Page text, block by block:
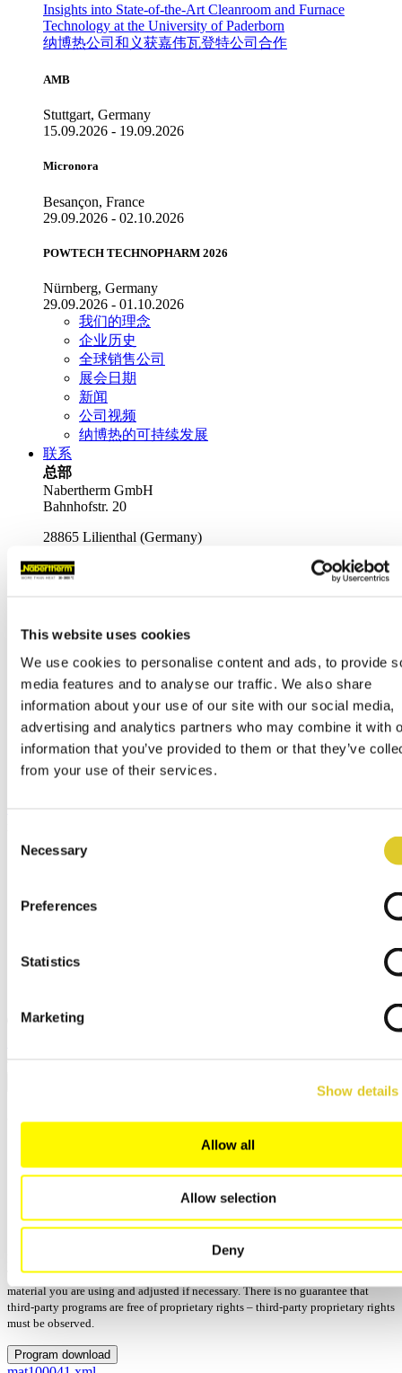
This website uses cookies
We use cookies to personalise content and ads, to provide
media features and to analyse our traffic. We also share
information about your use of our site with our social media,
advertising and analytics partners who may combine it with
information that you’ve provided to them or that they’ve
from your use of their services.
Selection
Necessary
Preferences
Statistics
Marketing
Show details
Allow all
Allow selection
Deny
Insights into State-of-the-Art Cleanroom and Furnace
Technology at the University of Paderborn
纳博热公司和义获嘉伟瓦登特公司合作
AMB
Stuttgart, Germany
15.09.2026 - 19.09.2026
Micronora
Besançon, France
29.09.2026 - 02.10.2026
POWTECH TECHNOPHARM 2026
Nürnberg, Germany
29.09.2026 - 01.10.2026
我们的理念
企业历史
全球销售公司
展会日期
新闻
公司视频
纳博热的可持续发展
联系
总部
Nabertherm GmbH
Bahnhofstr. 20
28865 Lilienthal (Germany)
Tel.+49 4298 922-0
contact@nabertherm.de
Dr.-Sasse-Straße 31,
国际经销
总部
全球销售公司
服务/备件
陶艺类经销商
经销商登录
English
Français
русский
日本語
CreaColor
Manufactor: Amann Girrbach
Process: 烧制
已更新: 12/15/2025 - 14:13
Programs: 3
No guarantee for the correctness and completeness of the program parameters.
These should always be compared with the manufacturer's specifications for the
material you are using and adjusted if necessary. There is no guarantee that
third-party programs are free of proprietary rights – third-party proprietary rights
must be observed.
Program download